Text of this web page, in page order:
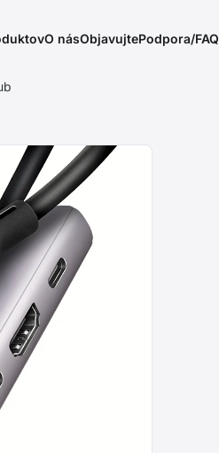
O násObjavujtePodpora/FAQ